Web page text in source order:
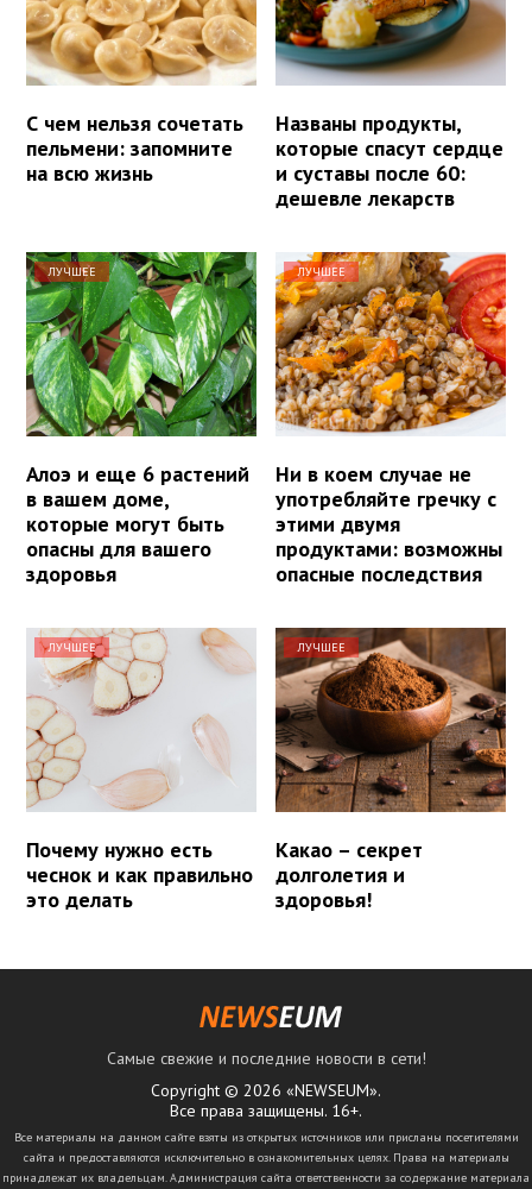
С чем нельзя сочетать
пельмени: запомните
на всю жизнь
Названы продукты,
которые спасут сердце
и суставы после 60:
дешевле лекарств
ЛУЧШЕЕ
Алоэ и еще 6 растений
в вашем доме,
которые могут быть
опасны для вашего
здоровья
ЛУЧШЕЕ
Ни в коем случае не
употребляйте гречку с
этими двумя
продуктами: возможны
опасные последствия
ЛУЧШЕЕ
Почему нужно есть
чеснок и как правильно
это делать
ЛУЧШЕЕ
Какао – секрет
долголетия и
здоровья!
Самые свежие и последние новости в сети!
Copyright © 2026 «NEWSEUM».
Все права защищены. 16+.
Все материалы на данном сайте взяты из открытых источников или присланы посетителями
сайта и предоставляются исключительно в ознакомительных целях. Права на материалы
принадлежат их владельцам. Администрация сайта ответственности за содержание материала